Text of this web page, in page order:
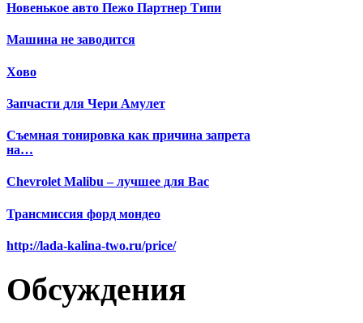
Новенькое авто Пежо Партнер Типи
Машина не заводится
Хово
Запчасти для Чери Амулет
Съемная тонировка как причина запрета
на…
Chevrolet Malibu – лучшее для Вас
Трансмиссия форд мондео
http://lada-kalina-two.ru/price/
Обсуждения